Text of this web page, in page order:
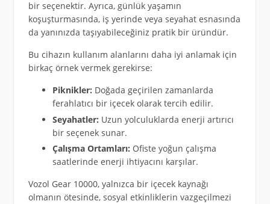
bir seçenektir. Ayrıca, günlük yaşamın
koşuşturmasında, iş yerinde veya seyahat esnasında
da yanınızda taşıyabileceğiniz pratik bir üründür.
Bu cihazın kullanım alanlarını daha iyi anlamak için
birkaç örnek vermek gerekirse:
Piknikler: Doğada geçirilen zamanlarda
ferahlatıcı bir içecek olarak tercih edilir.
Seyahatler: Uzun yolculuklarda enerji artırıcı
bir seçenek sunar.
Çalışma Ortamları: Ofiste yoğun çalışma
saatlerinde enerji ihtiyacını karşılar.
Vozol Gear 10000, yalnızca bir içecek kaynağı
olmanın ötesinde, sosyal etkinliklerin vazgeçilmezi